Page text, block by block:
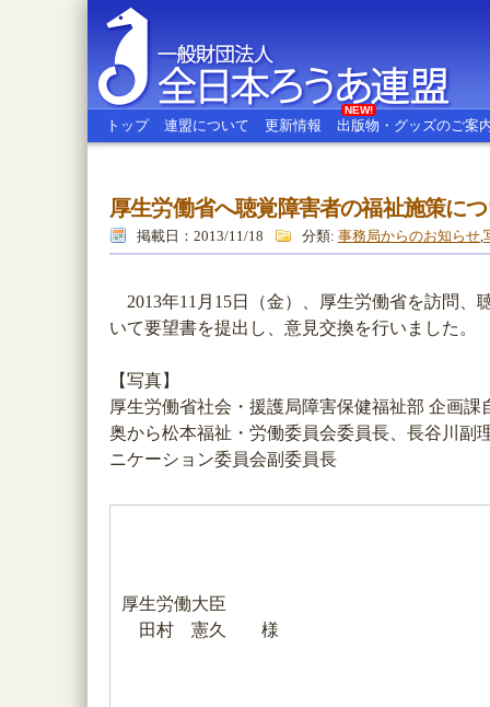
全日本ろうあ連盟
トップ 連盟について 更新情報 出版物・グッズのご案
NEW!
厚生労働省へ聴覚障害者の福祉施策に
掲載日：2013/11/18 分類: 事務局からのお知らせ,
2013年11月15日（金）、厚生労働省を訪問、
いて要望書を提出し、意見交換を行いました。
【写真】
厚生労働省社会・援護局障害保健福祉部 企画
奥から松本福祉・労働委員会委員長、長谷川副
ニケーション委員会副委員長
厚生労働大臣
田村 憲久 様